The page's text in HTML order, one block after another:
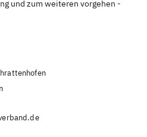
und zum weiteren vorgehen -